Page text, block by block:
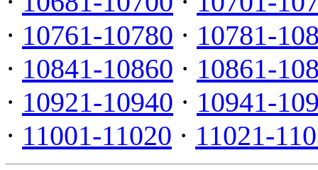
· 10761-10780 · 10781-
· 10841-10860 · 10861-
· 10921-10940 · 10941-
· 11001-11020 · 11021-